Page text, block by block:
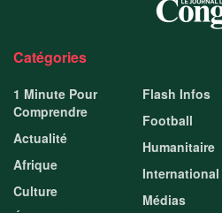
Catégories
1 Minute Pour
Comprendre
Actualité
Afrique
Culture
Flash Infos
Football
Humanitaire
International
Médias